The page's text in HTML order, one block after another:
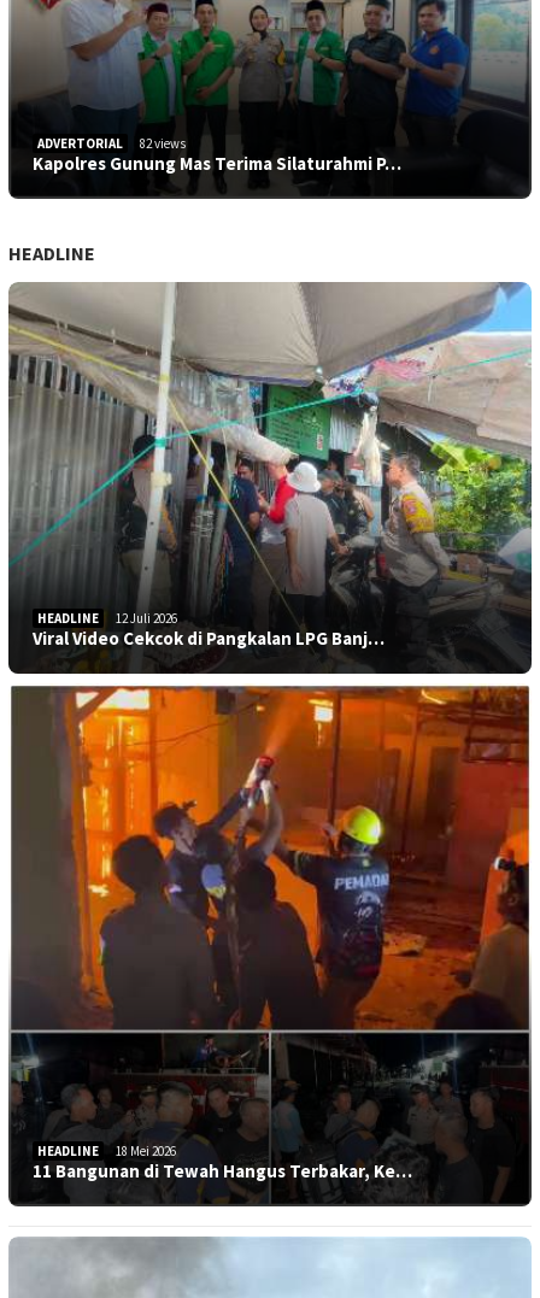
ADVERTORIAL 82 views
Kapolres Gunung Mas Terima Silaturahmi P…
HEADLINE
HEADLINE 12 Juli 2026
Viral Video Cekcok di Pangkalan LPG Banj…
HEADLINE 18 Mei 2026
11 Bangunan di Tewah Hangus Terbakar, Ke…